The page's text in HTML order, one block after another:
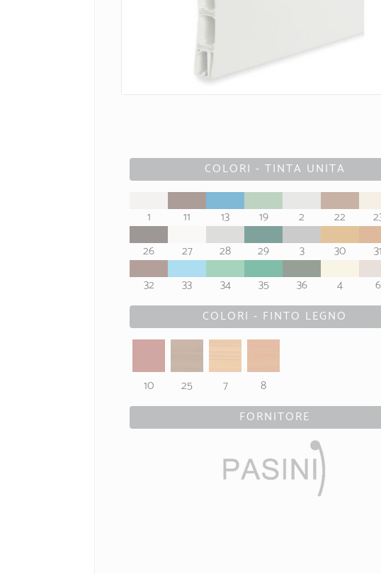
COLORI - TINTA UNITA
1 11 13 19 2 22
26
27 28 29 3 30
31
32
33 34 35 36 4
6
COLORI - FINTO LEGNO
10 25 7
8
FORNITORE